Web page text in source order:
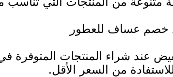
خصم عساف للعطور
شراء المنتجات المتوفرة في
من السعر الأقل.